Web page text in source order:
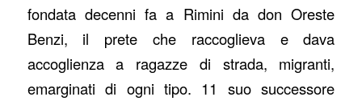
fondata decenni fa a Rimini da don Oreste
Benzi, il prete che raccoglieva e dava
accoglienza a ragazze di strada, migranti,
emarginati di ogni tipo. 11 suo successore